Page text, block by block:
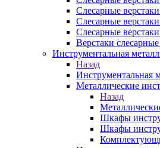
Слесарные
Слесарные
Слесарные
Верстаки
Инструментальная
Назад
Инструментальная
Металлические
Назад
Шкафы
Шкафы